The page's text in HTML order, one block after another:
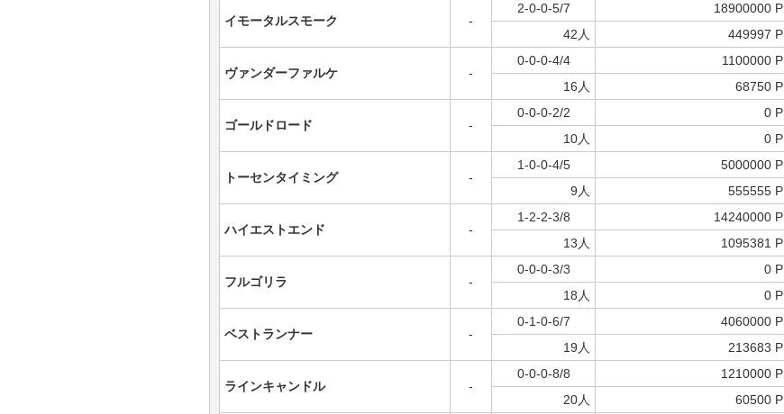
イモータルスモーク -
2-0-0-5/7 18900000 P
42人
449997 P
ヴァンダーファルケ -
0-0-0-4/4 1100000 P
16人
68750 P
ゴールドロード -
0-0-0-2/2 0 P
10人
0 P
トーセンタイミング -
1-0-0-4/5 5000000 P
9人
555555 P
ハイエストエンド -
1-2-2-3/8 14240000 P
13人
1095381 P
フルゴリラ -
0-0-0-3/3 0 P
18人
0 P
ベストランナー -
0-1-0-6/7 4060000 P
19人
213683 P
ラインキャンドル -
0-0-0-8/8 1210000 P
20人
60500 P